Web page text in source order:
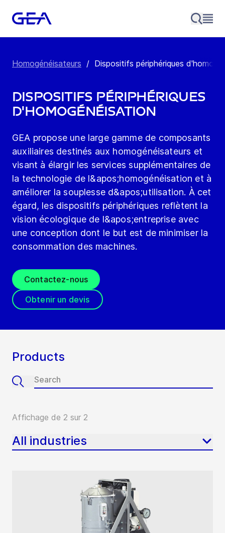
Homogénéisateurs / Dispositifs périphériques
Dispositifs périphériques
d'homogénéisation
GEA propose une large gamme de composants
auxiliaires destinés aux homogénéisateurs et
visant à élargir les services supplémentaires de
la technologie de l&apos;homogénéisation et à
améliorer la souplesse d&apos;utilisation. À cet
égard, les dispositifs périphériques reflètent la
vision écologique de l&apos;entreprise avec
une conception dont le but est de minimiser la
consommation des machines.
Contactez-nous
Obtenir un devis
Products
Affichage de 2 sur 2
All industries